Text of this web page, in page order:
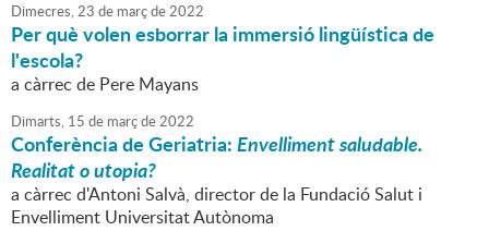
Dimecres,23 de marçde2022
Per què volen esborrar la immersió lingüística de
l'escola?
a càrrec de Pere Mayans
Dimarts, 15 de marçde2022
Conferència de Geriatria:Envelliment saludable.
Realitat o utopia?
a càrrec d'Antoni Salvà, director de la Fundació Salut i
Envelliment Universitat Autònoma